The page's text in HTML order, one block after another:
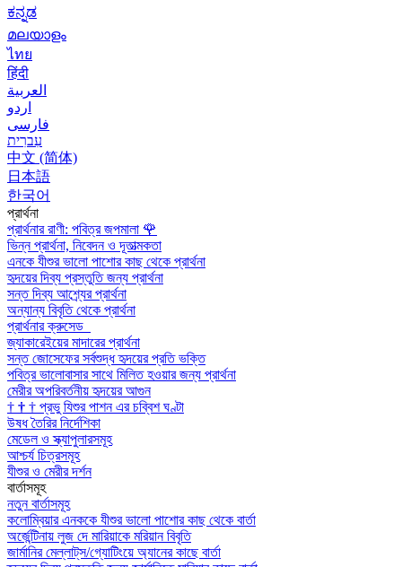
ಕನ್ನಡ
മലയാളം
ไทย
हिंदी
العربية
اردو
فارسی
עִברִית
中文 (简体)
日本語
한국어
প্রার্থনা
প্রার্থনার রাণী: পবিত্র জপমালা 🌹
ভিন্ন প্রার্থনা, নিবেদন ও দূতাত্মকতা
এনকে যীশুর ভালো পাশোর কাছ থেকে প্রার্থনা
হৃদয়ের দিব্য প্রস্তুতি জন্য প্রার্থনা
সন্ত দিব্য আশ্র্যের প্রার্থনা
অন্যান্য বিবৃতি থেকে প্রার্থনা
প্রার্থনার ক্রুসেড
জ্যাকারেইয়ের মাদারের প্রার্থনা
সন্ত জোসেফের সর্বশুদ্ধ হৃদয়ের প্রতি ভক্তি
পবিত্র ভালোবাসার সাথে মিলিত হওয়ার জন্য প্রার্থনা
মেরীর অপরিবর্তনীয় হৃদয়ের আগুন
† † † প্রভু যিশুর পাশন এর চব্বিশ ঘণ্টা
উষধ তৈরির নির্দেশিকা
মেডেল ও স্ক্যাপুলারসমূহ
আশ্চর্য চিত্রসমূহ
যীশুর ও মেরীর দর্শন
বার্তাসমূহ
নতুন বার্তাসমূহ
কলোম্বিয়ার এনককে যীশুর ভালো পাশোর কাছ থেকে বার্তা
অর্জেন্টিনায় লুজ দে মারিয়াকে মরিয়ান বিবৃতি
জার্মানির মেল্লাট্‌স/গ্যোটিংয়ে অ্যানের কাছে বার্তা